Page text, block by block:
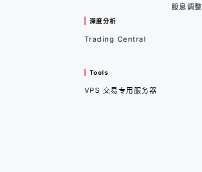
深度分析
Trading Central
Tools
VPS 交易专用服务器
股息调整